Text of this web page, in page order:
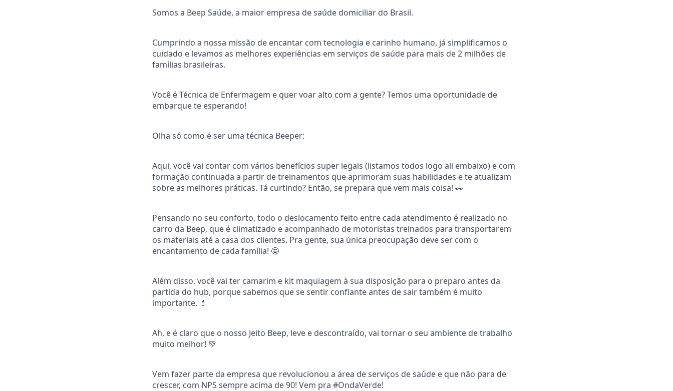
Somos a Beep Saúde, a maior empresa de saúde domiciliar do Brasil.
Cumprindo a nossa missão de encantar com tecnologia e carinho humano, já simplificamos o
cuidado e levamos as melhores experiências em serviços de saúde para mais de 2 milhões de
famílias brasileiras.
Você é Técnica de Enfermagem e quer voar alto com a gente? Temos uma oportunidade de
embarque te esperando!
Olha só como é ser uma técnica Beeper:
Aqui, você vai contar com vários benefícios super legais (listamos todos logo ali embaixo) e com
formação continuada a partir de treinamentos que aprimoram suas habilidades e te atualizam
sobre as melhores práticas. Tá curtindo? Então, se prepara que vem mais coisa! 👀
Pensando no seu conforto, todo o deslocamento feito entre cada atendimento é realizado no
carro da Beep, que é climatizado e acompanhado de motoristas treinados para transportarem
os materiais até a casa dos clientes. Pra gente, sua única preocupação deve ser com o
encantamento de cada família! 🤩
Além disso, você vai ter camarim e kit maquiagem à sua disposição para o preparo antes da
partida do hub, porque sabemos que se sentir confiante antes de sair também é muito
importante. 💄
Ah, e é claro que o nosso Jeito Beep, leve e descontraído, vai tornar o seu ambiente de trabalho
muito melhor! 💚
Vem fazer parte da empresa que revolucionou a área de serviços de saúde e que não para de
crescer, com NPS sempre acima de 90! Vem pra #OndaVerde!